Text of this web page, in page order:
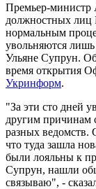
Премьер-министр
должностных лиц
нормальным
увольняются
Ульяне Супрун. Об
время открытия
Укринформ.
"За эти сто дней
другим причинам
разных ведомств.
что туда зашла
были лояльны к
Супрун, нашли
связываю", -